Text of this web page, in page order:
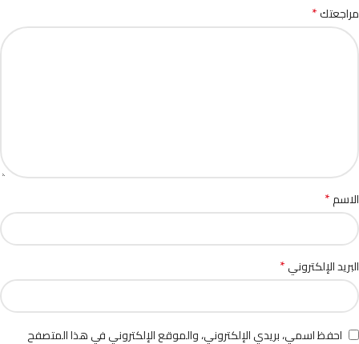
مراجعتك*
الاسم*
البريد الإلكتروني*
احفظ اسمي، بريدي الإلكتروني، والموقع الإلكتروني في هذا المتصفح